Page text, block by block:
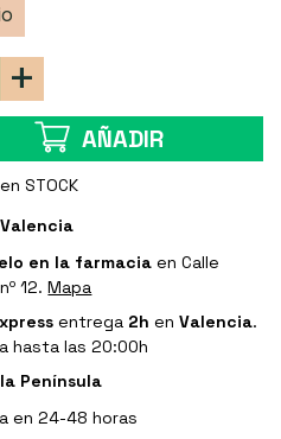
+
AÑADIR
STOCK
en la farmacia en Calle
12.Mapa
entrega 2h enValencia.
hasta las 20:00h
Península
en 24-48 horas